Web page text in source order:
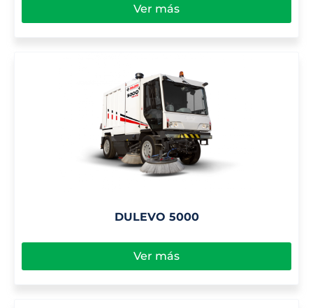
Ver más
DULEVO 5000
Ver más